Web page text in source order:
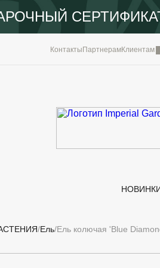
Контакты ПартнерамКлиентам
Ель Ель колючая 'Blue